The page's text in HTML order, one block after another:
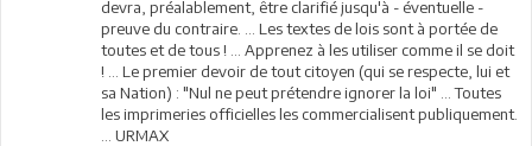
devra, préalablement, être clarifié jusqu'à - éventuelle -
preuve du contraire. ... Les textes de lois sont à portée de
toutes et de tous ! ... Apprenez à les utiliser comme il se doit
! ... Le premier devoir de tout citoyen (qui se respecte, lui et
sa Nation) : "Nul ne peut prétendre ignorer la loi" ... Toutes
les imprimeries officielles les commercialisent publiquement.
... URMAX